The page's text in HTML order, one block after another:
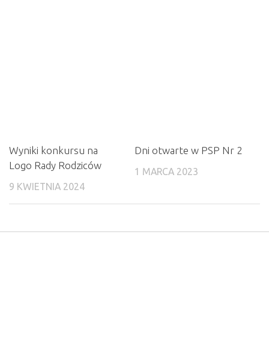
Wyniki konkursu na
Logo Rady Rodziców
9 KWIETNIA 2024
Dni otwarte w PSP Nr 2
1 MARCA 2023